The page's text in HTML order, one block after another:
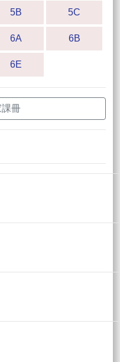
5B 5C
6A 6B
6E
冊